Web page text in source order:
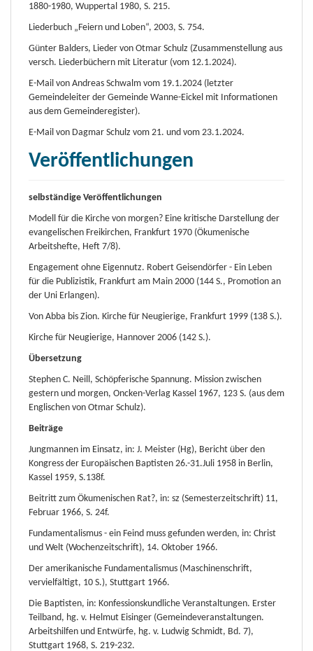
1880-1980, Wuppertal 1980, S. 215.
Liederbuch „Feiern und Loben“, 2003, S. 754.
Günter Balders, Lieder von Otmar Schulz (Zusammenstellung aus
versch. Liederbüchern mit Literatur (vom 12.1.2024).
E-Mail von Andreas Schwalm vom 19.1.2024 (letzter
Gemeindeleiter der Gemeinde Wanne-Eickel mit Informationen
aus dem Gemeinderegister).
E-Mail von Dagmar Schulz vom 21. und vom 23.1.2024.
Veröffentlichungen
selbständige Veröffentlichungen
Modell für die Kirche von morgen? Eine kritische Darstellung der
evangelischen Freikirchen, Frankfurt 1970 (Ökumenische
Arbeitshefte, Heft 7/8).
Engagement ohne Eigennutz. Robert Geisendörfer - Ein Leben
für die Publizistik, Frankfurt am Main 2000 (144 S., Promotion an
der Uni Erlangen).
Von Abba bis Zion. Kirche für Neugierige, Frankfurt 1999 (138 S.).
Kirche für Neugierige, Hannover 2006 (142 S.).
Übersetzung
Stephen C. Neill, Schöpferische Spannung. Mission zwischen
gestern und morgen, Oncken-Verlag Kassel 1967, 123 S. (aus dem
Englischen von Otmar Schulz).
Beiträge
Jungmannen im Einsatz, in: J. Meister (Hg), Bericht über den
Kongress der Europäischen Baptisten 26.-31.Juli 1958 in Berlin,
Kassel 1959, S.138f.
Beitritt zum Ökumenischen Rat?, in: sz (Semesterzeitschrift) 11,
Februar 1966, S. 24f.
Fundamentalismus - ein Feind muss gefunden werden, in: Christ
und Welt (Wochenzeitschrift), 14. Oktober 1966.
Der amerikanische Fundamentalismus (Maschinenschrift,
vervielfältigt, 10 S.), Stuttgart 1966.
Die Baptisten, in: Konfessionskundliche Veranstaltungen. Erster
Teilband, hg. v. Helmut Eisinger (Gemeindeveranstaltungen.
Arbeitshilfen und Entwürfe, hg. v. Ludwig Schmidt, Bd. 7),
Stuttgart 1968, S. 219-232.